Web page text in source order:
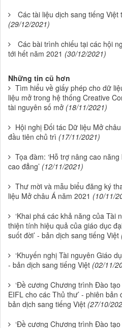
Các tài liệu dịch sang tiếng Việt
(29/12/2021)
Các bài trình chiếu tại các hội
tới hết năm 2021 (30/12/2021)
Những tin cũ hơn
Tìm hiểu về giấy phép cho dữ
liệu mở trong hệ thống Creative
tài nguyên số mở (18/11/2021)
Hội nghị Đối tác Dữ liệu Mở
đầu tiên chủ trì (17/11/2021)
Tọa đàm: ‘Hỗ trợ nâng cao
cao đẳng’ (12/11/2021)
Thư mời và mẫu biểu đăng ký
liệu Mở châu Á năm 2021 (10/11/
‘Khai phá các khả năng của Tài
thiện tính hiệu quả của giáo dục
suốt đời’ - bản dịch sang tiếng Việt
‘Khuyến nghị Tài nguyên Giáo
- bản dịch sang tiếng Việt (02/11/
‘Đề cương Chương trình Đào
EIFL cho các Thủ thư’ - phiên
bản dịch sang tiếng Việt (27/10/
‘Đề cương Chương trình Đào